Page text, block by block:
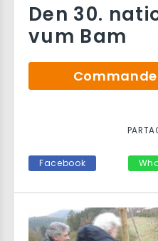
Den 30.
vum Bam
Facebook